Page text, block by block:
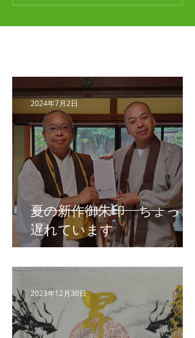
夏の新作御朱印 ちょっと
遅れています
2024年7月2日
2023年12月30日